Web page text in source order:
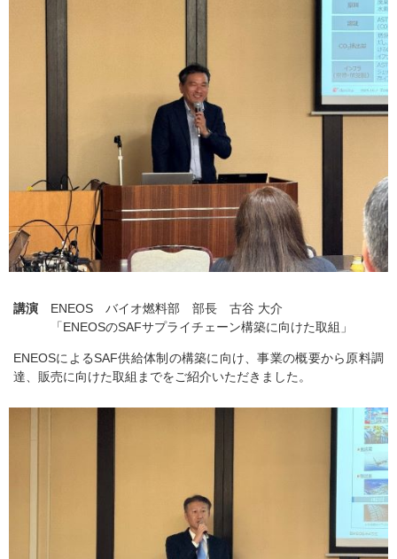
講演 ENEOS バイオ燃料部 部長 古谷 大介
「ENEOSのSAFサプライチェーン構築に向けた取組」
ENEOSによるSAF供給体制の構築に向け、事業の概要から原料調
達、販売に向けた取組までをご紹介いただきました。